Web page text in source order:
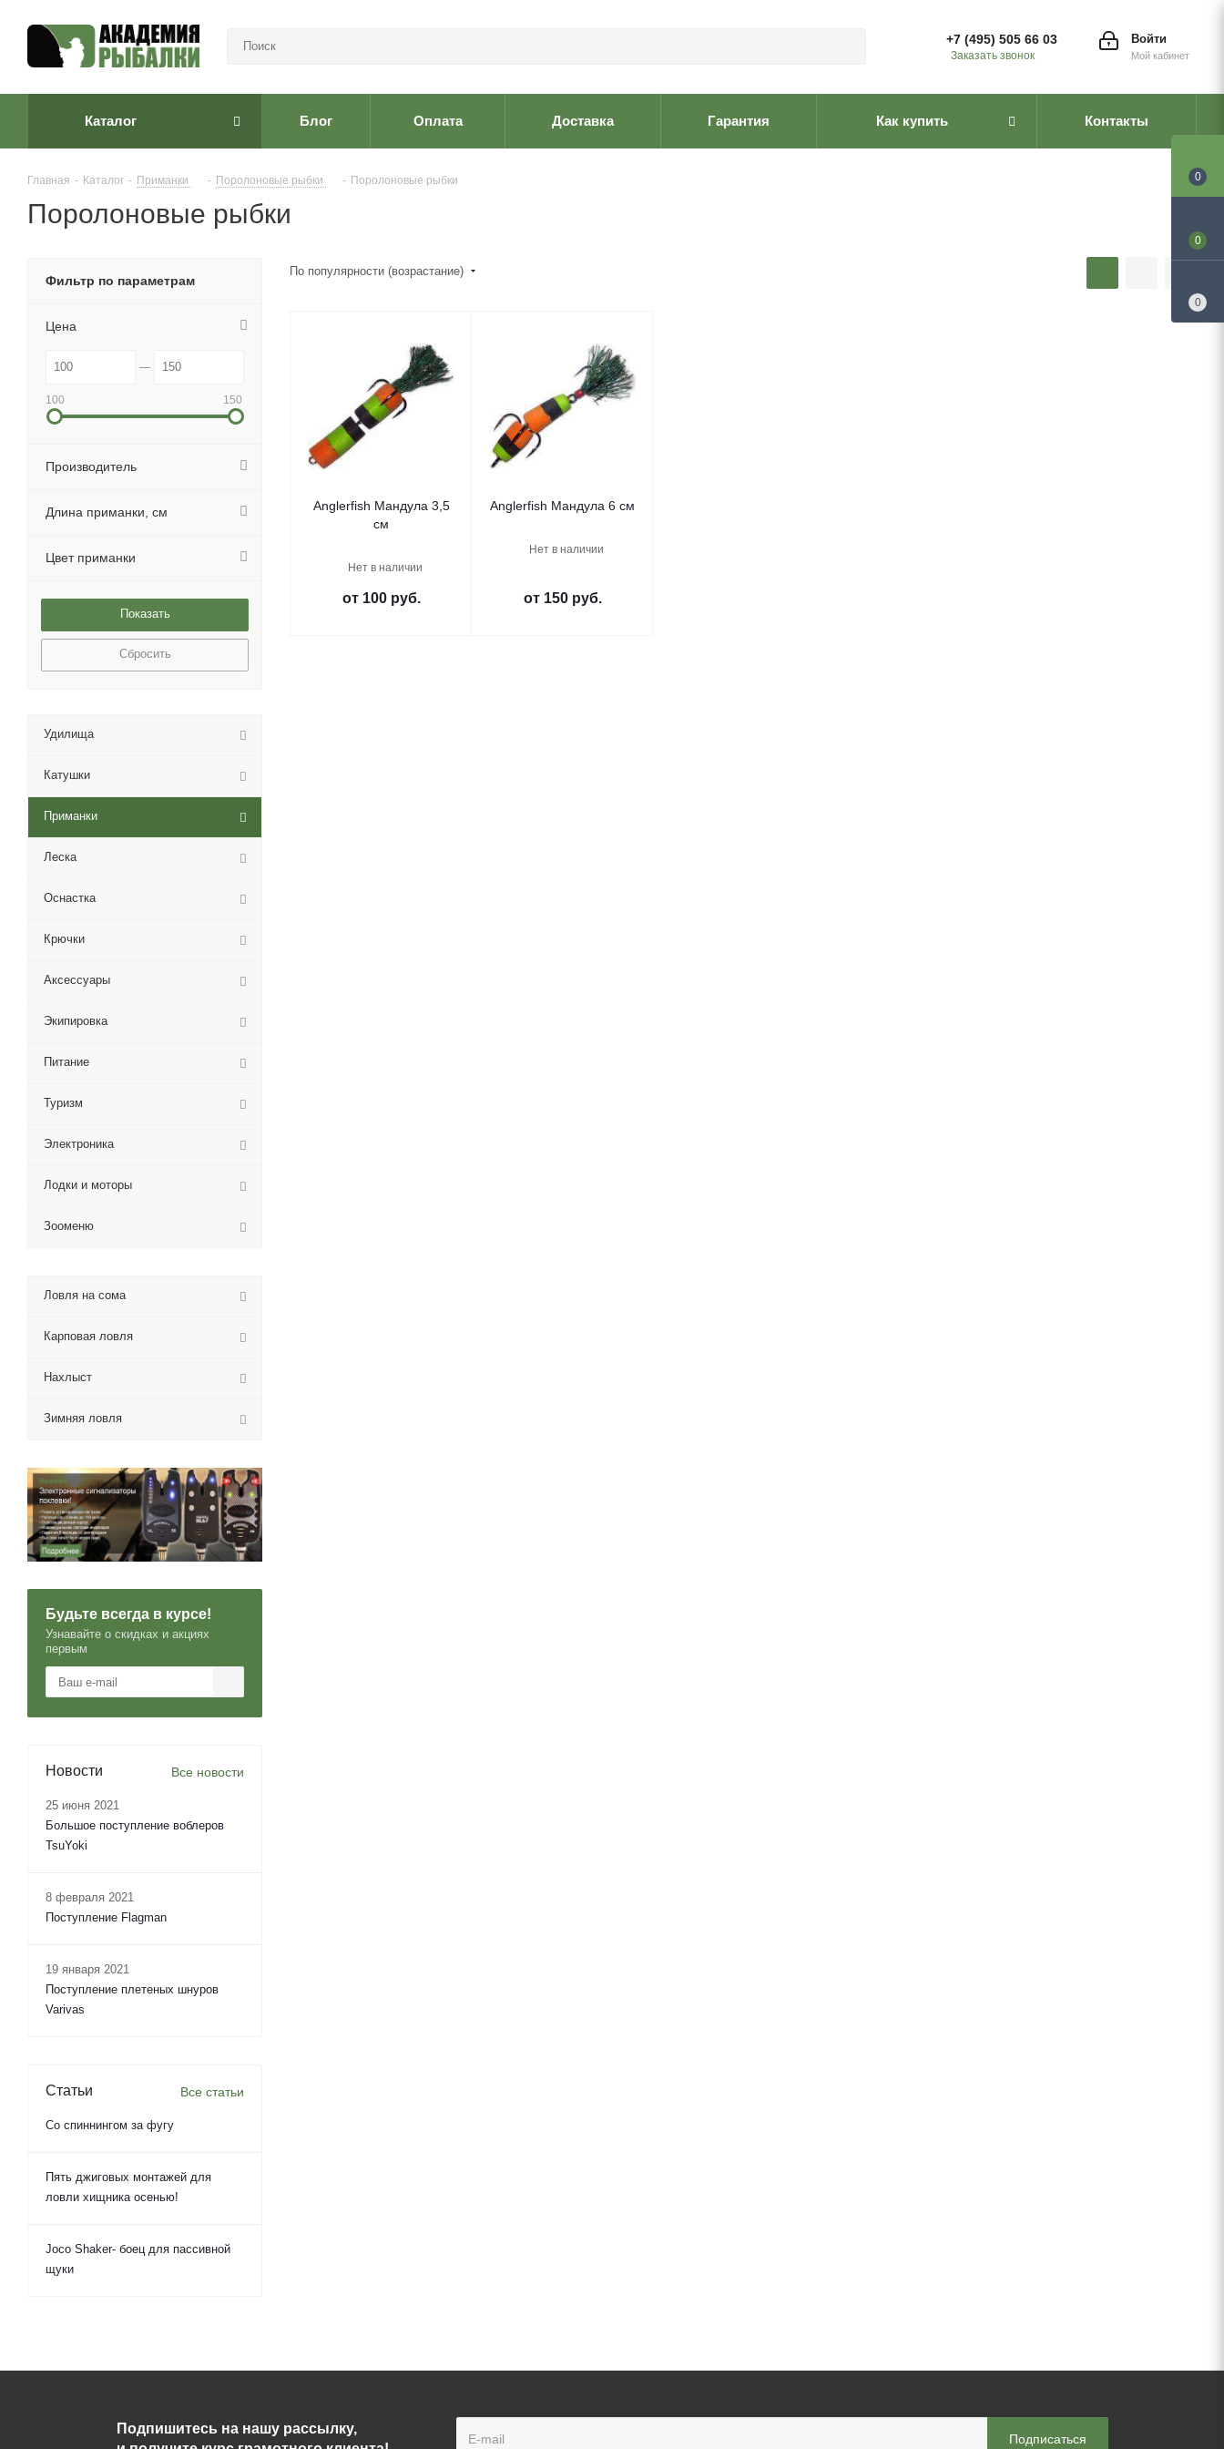
Войти
Мой кабинет
+7 (495) 505 66 03
Заказать звонок
Каталог Блог Оплата Доставка Гарантия Как купить Контакты
Главная - Каталог - Приманки - Поролоновые рыбки - Поролоновые рыбки
Поролоновые рыбки
По популярности (возрастание)
Anglerfish Мандула 3,5
см
Нет в наличии
от 100 руб.
Anglerfish Мандула 6 см
Нет в наличии
от 150 руб.
Фильтр по параметрам
Цена
100 150
Производитель
Длина приманки, см
Цвет приманки
Сбросить
Удилища
Катушки
Приманки
Леска
Оснастка
Крючки
Аксессуары
Экипировка
Питание
Туризм
Электроника
Лодки и моторы
Зооменю
Ловля на сома
Карповая ловля
Нахлыст
Зимняя ловля
Будьте всегда в курсе!
Узнавайте о скидках и акциях
первым
Новости Все новости
25 июня 2021
Большое поступление воблеров
TsuYoki
8 февраля 2021
Поступление Flagman
19 января 2021
Поступление плетеных шнуров
Varivas
Статьи Все статьи
Со спиннингом за фугу
Пять джиговых монтажей для
ловли хищника осенью!
Joco Shaker- боец для пассивной
щуки
Подпишитесь на нашу рассылку,
0
0
0